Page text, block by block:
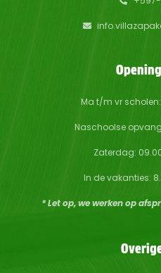
Ma t/m vr
Naschoolse
Zaterdag:
In de vakanties:
* Let op, we werken op